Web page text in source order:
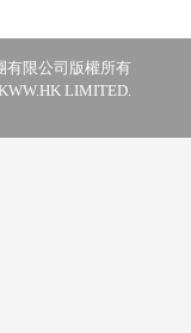
有限公司版權所有
LIMITED.